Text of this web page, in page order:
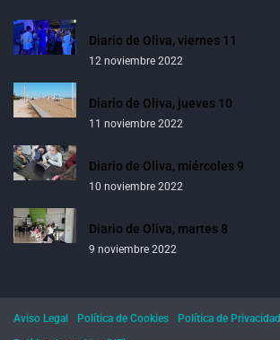
Diario de Oliva, viernes 11
12 noviembre 2022
Diario de Oliva, jueves 10
11 noviembre 2022
Diario de Oliva, miércoles 9
10 noviembre 2022
Diario de Oliva, martes 8
9 noviembre 2022
Aviso Legal Política de Cookies
Política de Privacidad